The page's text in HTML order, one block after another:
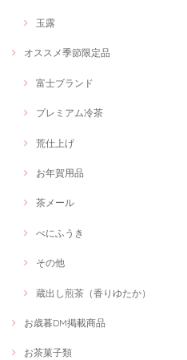
玉露
オススメ季節限定品
富士ブランド
プレミアム冷茶
荒仕上げ
お年賀用品
茶メール
べにふうき
その他
蔵出し煎茶（香りゆたか）
お歳暮DM掲載商品
お茶菓子類